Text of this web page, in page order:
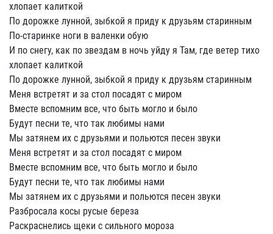
хлопает калиткой
По дорожке лунной, зыбкой я приду к друзьям старинным
По-старинке ноги в валенки обую
И по снегу, как по звездам в ночь уйду я Там, где ветер тихо
хлопает калиткой
По дорожке лунной, зыбкой я приду к друзьям старинным
Меня встретят и за стол посадят с миром
Вместе вспомним все, что быть могло и было
Будут песни те, что так любимы нами
Мы затянем их с друзьями и польются песен звуки
Меня встретят и за стол посадят с миром
Вместе вспомним все, что быть могло и было
Будут песни те, что так любимы нами
Мы затянем их с друзьями и польются песен звуки
Разбросала косы русые береза
Раскраснелись щеки с сильного мороза